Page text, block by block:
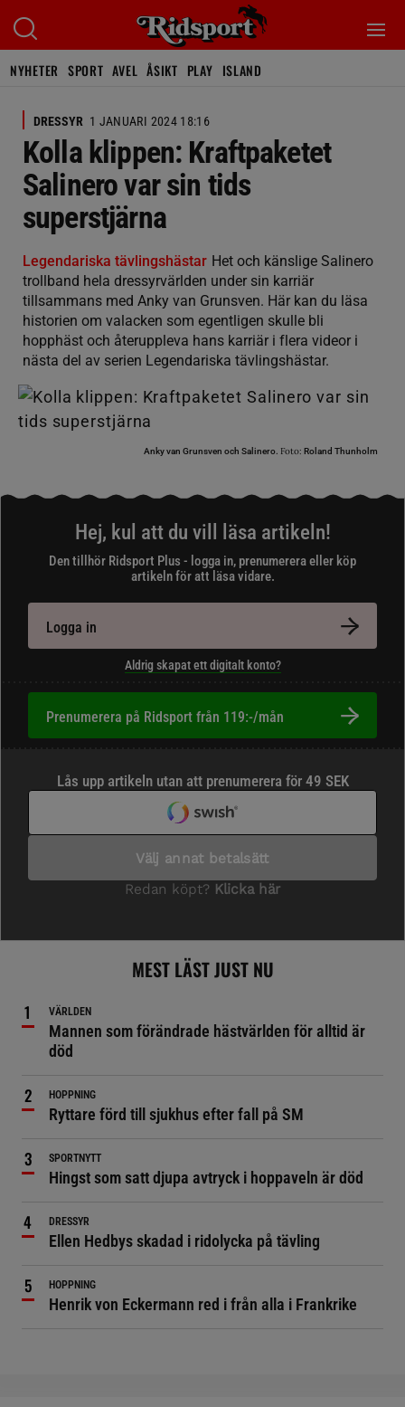
NYHETER SPORT AVEL ÅSIKT PLAY ISLAND
DRESSYR 1 JANUARI 2024 18:16
Kolla klippen: Kraftpaketet
Salinero var sin tids
superstjärna
Legendariska tävlingshästar Het och känslige Salinero
trollband hela dressyrvärlden under sin karriär
tillsammans med Anky van Grunsven. Här kan du läsa
historien om valacken som egentligen skulle bli
hopphäst och återuppleva hans karriär i flera videor i
nästa del av serien Legendariska tävlingshästar.
Anky van Grunsven och Salinero. Foto: Roland Thunholm
Hej, kul att du vill läsa artikeln!
Den tillhör Ridsport Plus - logga in, prenumerera eller köp
artikeln för att läsa vidare.
Logga in
Aldrig skapat ett digitalt konto?
Prenumerera på Ridsport från 119:-/mån
MEST LÄST JUST NU
VÄRLDEN
Mannen som förändrade hästvärlden för alltid är
död
HOPPNING
Ryttare förd till sjukhus efter fall på SM
SPORTNYTT
Hingst som satt djupa avtryck i hoppaveln är död
DRESSYR
Ellen Hedbys skadad i ridolycka på tävling
HOPPNING
Henrik von Eckermann red i från alla i Frankrike